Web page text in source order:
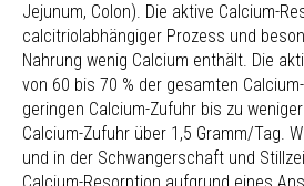
Jejunum, Colon). Die aktive Calcium-
calcitriolabhängiger Prozess und
Nahrung wenig Calcium enthält. Die
von 60 bis 70 % der gesamten
geringen Calcium-Zufuhr bis zu
Calcium-Zufuhr über 1,5 Gramm/Tag.
und in der Schwangerschaft und